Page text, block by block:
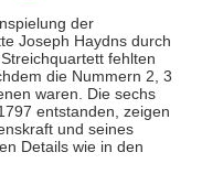
der
Joseph Haydns durch
fehlten
die Nummern 2, 3
waren. Die sechs
entstanden, zeigen
und seines
Details wie in den